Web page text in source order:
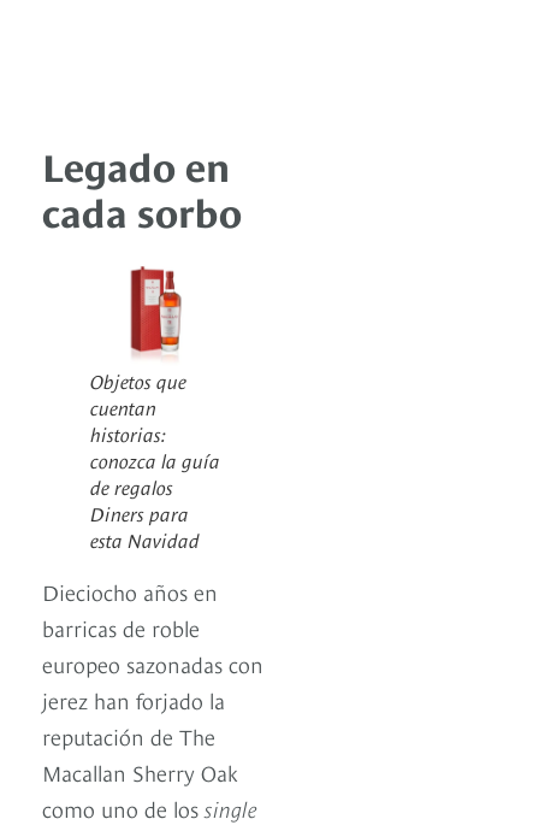
Legado en
cada sorbo
Objetos que
cuentan
historias:
conozca la guía
de regalos
Diners para
esta Navidad
Dieciocho años en
barricas de roble
europeo sazonadas con
jerez han forjado la
reputación de The
Macallan Sherry Oak
como uno de los single